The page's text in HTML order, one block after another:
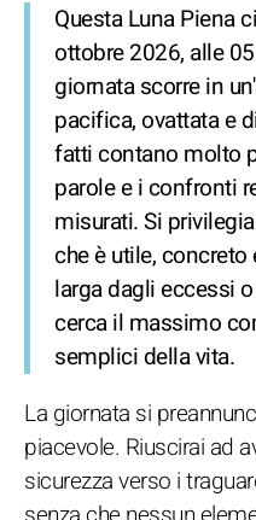
Questa Luna Piena
ottobre 2026, alle
giornata scorre in
pacifica, ovattata e
fatti contano molto
parole e i confronti
misurati. Si
che è utile,
larga dagli eccessi
cerca il massimo
semplici della vita.
La giornata si
piacevole. Riuscirai ad
sicurezza verso i